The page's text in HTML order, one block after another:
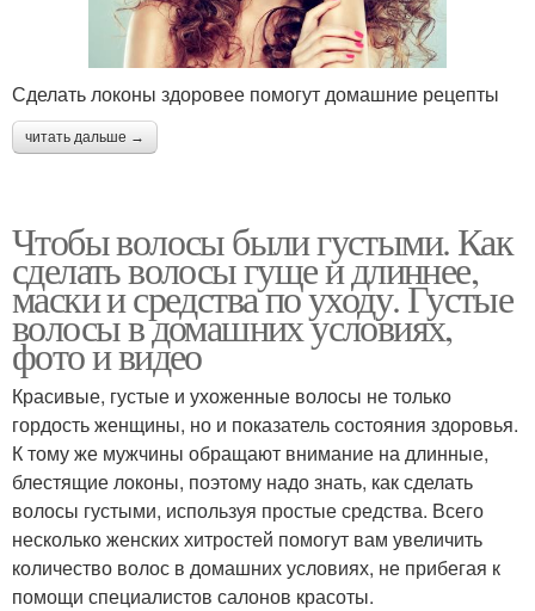
Сделать локоны здоровее помогут домашние рецепты
читать дальше →
Чтобы волосы были густыми. Как
сделать волосы гуще и длиннее,
маски и средства по уходу. Густые
волосы в домашних условиях,
фото и видео
Красивые, густые и ухоженные волосы не только
гордость женщины, но и показатель состояния здоровья.
К тому же мужчины обращают внимание на длинные,
блестящие локоны, поэтому надо знать, как сделать
волосы густыми, используя простые средства. Всего
несколько женских хитростей помогут вам увеличить
количество волос в домашних условиях, не прибегая к
помощи специалистов салонов красоты.